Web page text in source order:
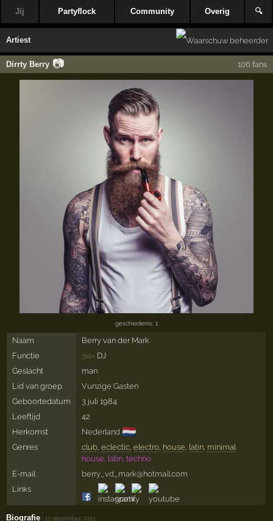
Jij Partyflock Community Overig 🔍
Artiest
Dirrty Berry 📷 106 fans
geschiedenis: 1
Naam
Berry van der Mark
Functie
310× DJ
Geslacht
man
Lid van groep
Vunzige Gasten
Geboortedatum
3 juli 1984
Leeftijd
42
Herkomst
Nederland 🇳🇱
Genres club, eclectic, electro, house latin, minimal
house, latin, techno
E-mail
berry_vd_mark@hotmail.com
Links
Biografie ·17 december 2013